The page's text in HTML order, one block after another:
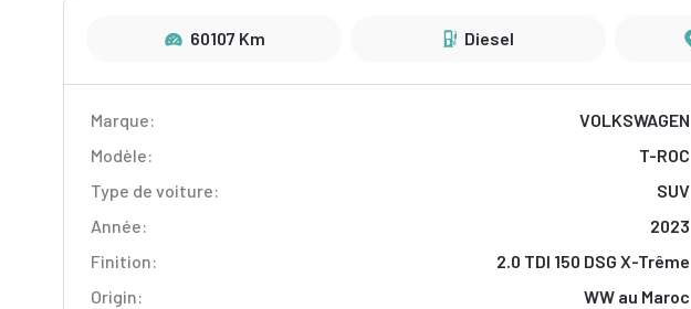
60107 Km Diesel
Marque:
VOLKSWAGEN
Modèle:
T-ROC
Type de voiture:
SUV
Année:
2023
Finition:
2.0 TDI 150 DSG X-Trême
Origin:
WW au Maroc